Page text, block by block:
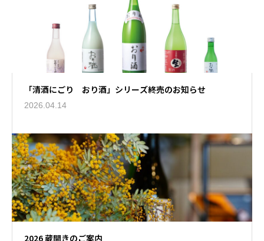
「清酒にごり おり酒」シリーズ終売のお知らせ
2026.04.14
2026 蔵開きのご案内